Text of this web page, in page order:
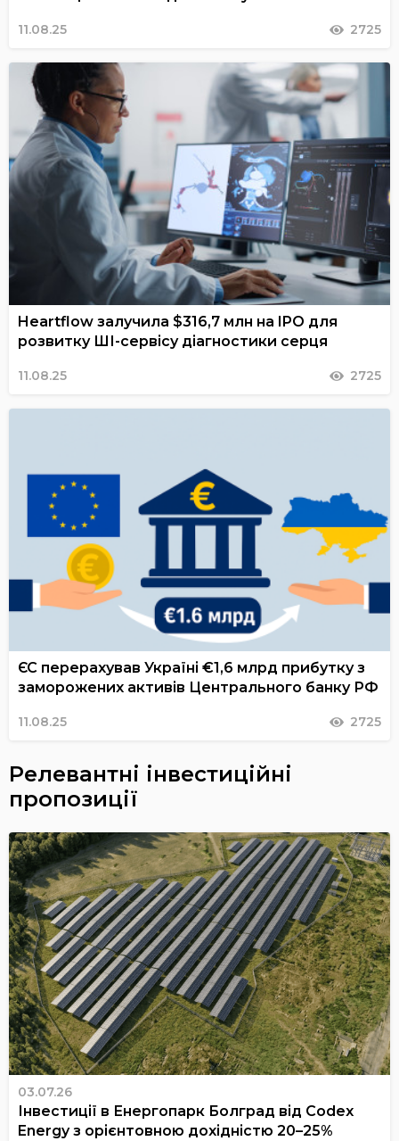
11.08.25 2725
Heartflow залучила $316,7 млн на IPO для
розвитку ШІ-сервісу діагностики серця
11.08.25 2725
ЄС перерахував Україні €1,6 млрд прибутку з
заморожених активів Центрального банку РФ
11.08.25 2725
Релевантні інвестиційні
пропозиції
03.07.26
Інвестиції в Енергопарк Болград від Codex
Energy з орієнтовною дохідністю 20–25%